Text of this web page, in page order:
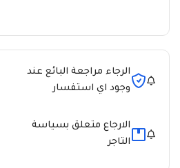
الرجاء مراجعة البائع عند
وجود اي استفسار
الارجاع متعلق بسياسة
التاجر